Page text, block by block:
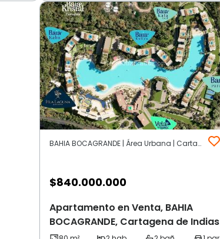
BAHIA BOCAGRANDE | Área Urbana | Cartagena de Indias
$840.000.000
Apartamento en Venta, BAHIA
BOCAGRANDE, Cartagena de Indias